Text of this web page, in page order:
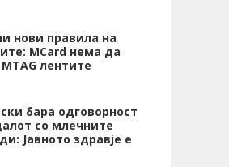
нови правила на
MCard нема да
лентите
бара одговорност
со млечните
Јавното здравје е